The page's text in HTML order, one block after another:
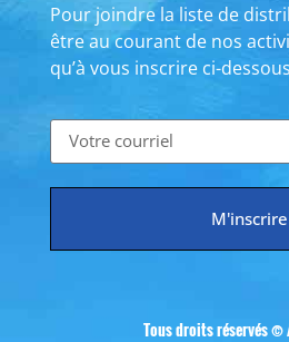
Pour joindre la liste de
être au courant de nos
qu’à vous inscrire ci-
M'inscrire
Tous droits réservés ©